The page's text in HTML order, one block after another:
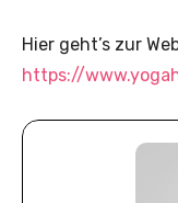
Hier geht’s zur
https://